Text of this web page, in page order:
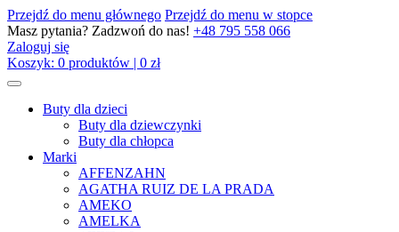
Przejdź do menu głównego Przejdź do menu w stopce
Masz pytania? Zadzwoń do nas! +48 795 558 066
Zaloguj się
Koszyk: 0 produktów | 0 zł
Buty dla dzieci
Buty dla dziewczynki
Buty dla chłopca
Marki
AFFENZAHN
AGATHA RUIZ DE LA PRADA
AMEKO
AMELKA